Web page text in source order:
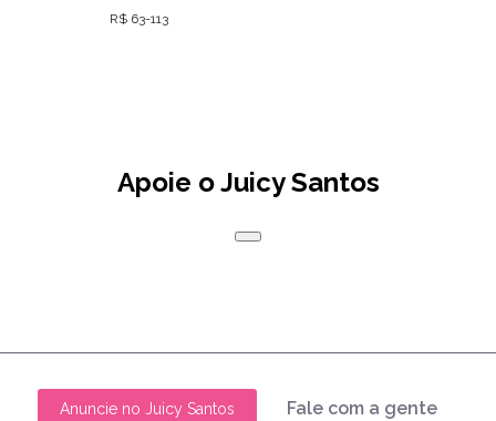
R$ 63-113
Apoie o Juicy Santos
Anuncie no Juicy Santos Fale com a gente